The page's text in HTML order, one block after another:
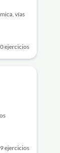
vías
ejercicios
ejercicios